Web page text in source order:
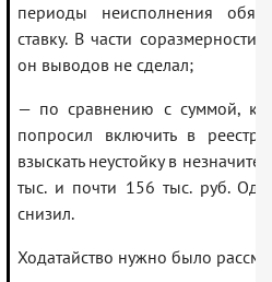
периоды неисполнения
ставку. В части соразмерности
он выводов не сделал;
— по сравнению с суммой,
попросил включить в
взыскать неустойку в
тыс. и почти 156 тыс. руб.
снизил.
Ходатайство нужно было